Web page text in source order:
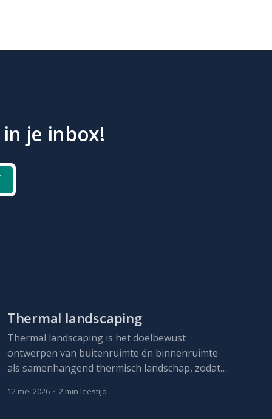
je inbox!
Thermal landscaping
Thermal landscaping is het doelbewust
ontwerpen van buitenruimte én binnenruimte
als samenhangend thermisch landschap, zodat
de warmtelast op zowel de gebouwschil als het
12 mei 2026 • 2 min leestijd